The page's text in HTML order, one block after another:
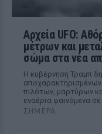
Αρχεία UFO:
μέτρων και
σώμα στα νέα
Η κυβέρνηση Τραμπ
πιλότων, μαρτύρων
εναέρια φαινόμενα
ΣΉΜΕΡΑ